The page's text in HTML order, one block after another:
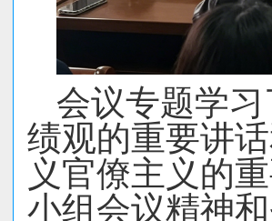
会议专题学
绩观的重要讲
义官僚主义的
小组会议精神